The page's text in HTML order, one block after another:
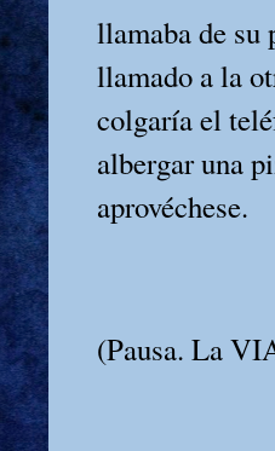
llamaba de su
llamado a la
colgaría el
albergar una
aprovéchese.
(Pausa. La